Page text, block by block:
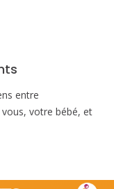
entre
votre bébé, et